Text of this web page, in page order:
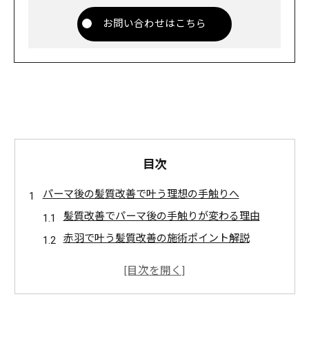
お問い合わせはこちら
目次
パーマ後の髪質改善で叶う理想の手触りへ
髪質改善でパーマ後の手触りが変わる理由
赤羽で叶う髪質改善の施術ポイント解説